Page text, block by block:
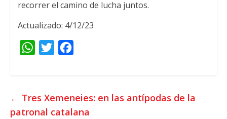
recorrer el camino de lucha juntos.
Actualizado: 4/12/23
W
s
t
b
← Tres Xemeneies: en las antípodas de la
patronal catalana